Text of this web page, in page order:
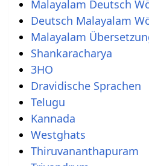
Malayalam Deutsch
Deutsch Malayalam
Malayalam
Shankaracharya
3HO
Dravidische Sprachen
Telugu
Kannada
Westghats
Thiruvananthapuram